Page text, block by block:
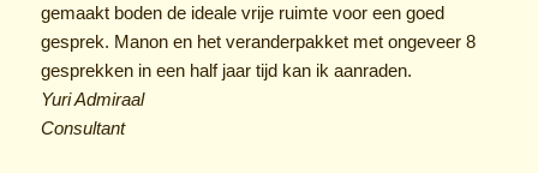
gemaakt boden de ideale vrije ruimte voor een goed
gesprek. Manon en het veranderpakket met ongeveer 8
gesprekken in een half jaar tijd kan ik aanraden.
Yuri Admiraal
Consultant